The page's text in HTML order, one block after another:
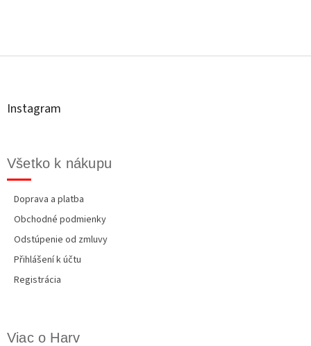
á
Instagram
Všetko k nákupu
Doprava a platba
Obchodné podmienky
Odstúpenie od zmluvy
Přihlášení k účtu
Registrácia
Viac o Harv